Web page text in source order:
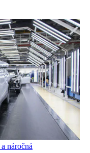
náročná